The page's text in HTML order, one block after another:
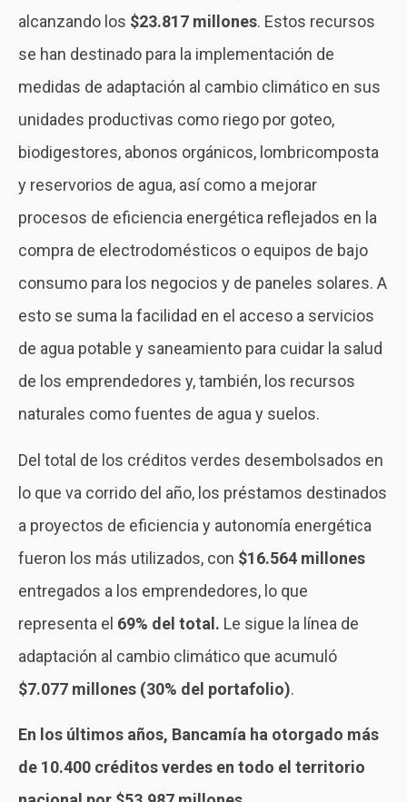
alcanzando los $23.817 millones. Estos recursos
se han destinado para la implementación de
medidas de adaptación al cambio climático en sus
unidades productivas como riego por goteo,
biodigestores, abonos orgánicos, lombricomposta
y reservorios de agua, así como a mejorar
procesos de eficiencia energética reflejados en la
compra de electrodomésticos o equipos de bajo
consumo para los negocios y de paneles solares. A
esto se suma la facilidad en el acceso a servicios
de agua potable y saneamiento para cuidar la salud
de los emprendedores y, también, los recursos
naturales como fuentes de agua y suelos.
Del total de los créditos verdes desembolsados en
lo que va corrido del año, los préstamos destinados
a proyectos de eficiencia y autonomía energética
fueron los más utilizados, con $16.564 millones
entregados a los emprendedores, lo que
representa el 69% del total. Le sigue la línea de
adaptación al cambio climático que acumuló
$7.077 millones (30% del portafolio).
En los últimos años, Bancamía ha otorgado más
de 10.400 créditos verdes en todo el territorio